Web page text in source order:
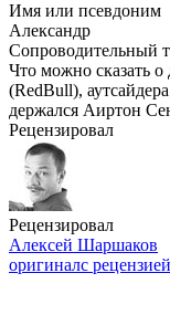
Имя или псевдоним
Александр
Сопроводительный
Что можно сказать
(RedBull),
держался Аиртон
Рецензировал
Рецензировал
Алексей Шаршаков
оригиналс рецензией